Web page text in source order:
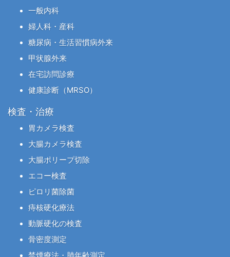
一般内科
婦人科・産科
糖尿病・生活習慣病外来
甲状腺外来
在宅訪問診療
健康診断（MRSO）
検査・治療
胃カメラ検査
大腸カメラ検査
大腸ポリープ切除
エコー検査
ピロリ菌除菌
痔核硬化療法
動脈硬化の検査
骨密度測定
禁煙療法・肺年齢測定